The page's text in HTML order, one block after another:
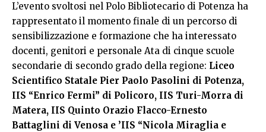
L’evento svoltosi nel Polo Bibliotecario di Potenza ha
rappresentato il momento finale di un percorso di
sensibilizzazione e formazione che ha interessato
docenti, genitori e personale Ata di cinque scuole
secondarie di secondo grado della regione: Liceo
Scientifico Statale Pier Paolo Pasolini di Potenza,
IIS “Enrico Fermi” di Policoro, IIS Turi-Morra di
Matera, IIS Quinto Orazio Flacco-Ernesto
Battaglini di Venosa e ’IIS “Nicola Miraglia e